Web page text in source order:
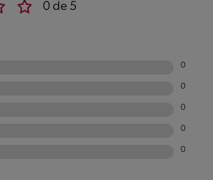
0 de 5
0
0
0
0
0